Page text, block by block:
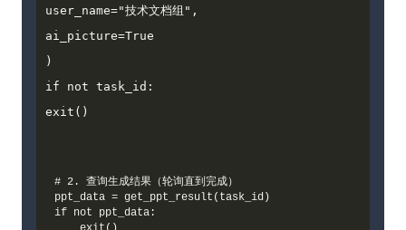
user_name="技术文档组",
ai_picture=True
)
if not task_id:
exit()
# 2. 查询生成结果（轮询直到完成）
ppt_data = get_ppt_result(task_id)
if not ppt_data: